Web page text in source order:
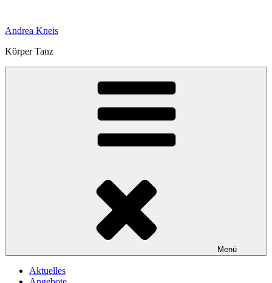
springen
Andrea Kneis
Körper Tanz
Menü
Aktuelles